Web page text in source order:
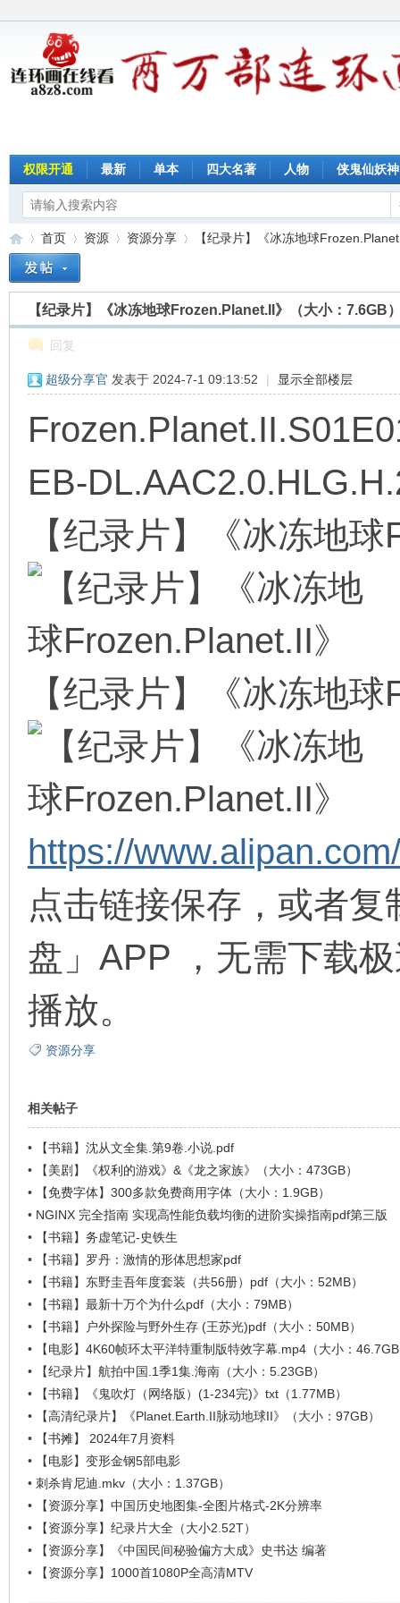
权限开通 最新 单本 四大名著 人物 侠鬼仙妖神
首页
›
资源
›
资源分享
›
【纪录片】《冰冻地球
【纪录片】《冰冻地球Frozen.Planet.II》（大小：7.6GB
回复
超级分享官 发表于 2024-7-1 09:13:52 | 显示全部楼层
EB-
【纪录片】《冰冻地
【纪录片】《冰冻地
https://
点击链接保存，或者
盘」APP ，无需下载
播放。
资源分享
相关帖子
•
【书籍】沈从文全集.第9卷.小说.pdf
•
【美剧】《权利的游戏》&《龙之家族》（大小：473GB）
•
【免费字体】300多款免费商用字体（大小：1.9GB）
• NGINX 完全指南 实现高性能负载均衡的进阶实操指南pdf第三版
•
【书籍】务虚笔记-史铁生
•
【书籍】罗丹：激情的形体思想家pdf
•
【书籍】东野圭吾年度套装（共56册）pdf（大小：52MB）
•
【书籍】最新十万个为什么pdf（大小：79MB）
•
【书籍】户外探险与野外生存 (王苏光)pdf（大小：50MB）
•
【电影】4K60帧环太平洋特重制版特效字幕.mp4（大小：
•
【纪录片】航拍中国.1季1集.海南（大小：5.23GB）
•
【书籍】《鬼吹灯（网络版）(1-234完)》txt（1.77MB）
•
【高清纪录片】《Planet.Earth.II脉动地球II》（大小：97GB）
•
【书摊】 2024年7月资料
•
【电影】变形金钢5部电影
• 刺杀肯尼迪.mkv（大小：1.37GB）
•
【资源分享】中国历史地图集-全图片格式-2K分辨率
•
【资源分享】纪录片大全（大小2.52T）
•
【资源分享】《中国民间秘验偏方大成》史书达 编著
•
【资源分享】1000首1080P全高清MTV